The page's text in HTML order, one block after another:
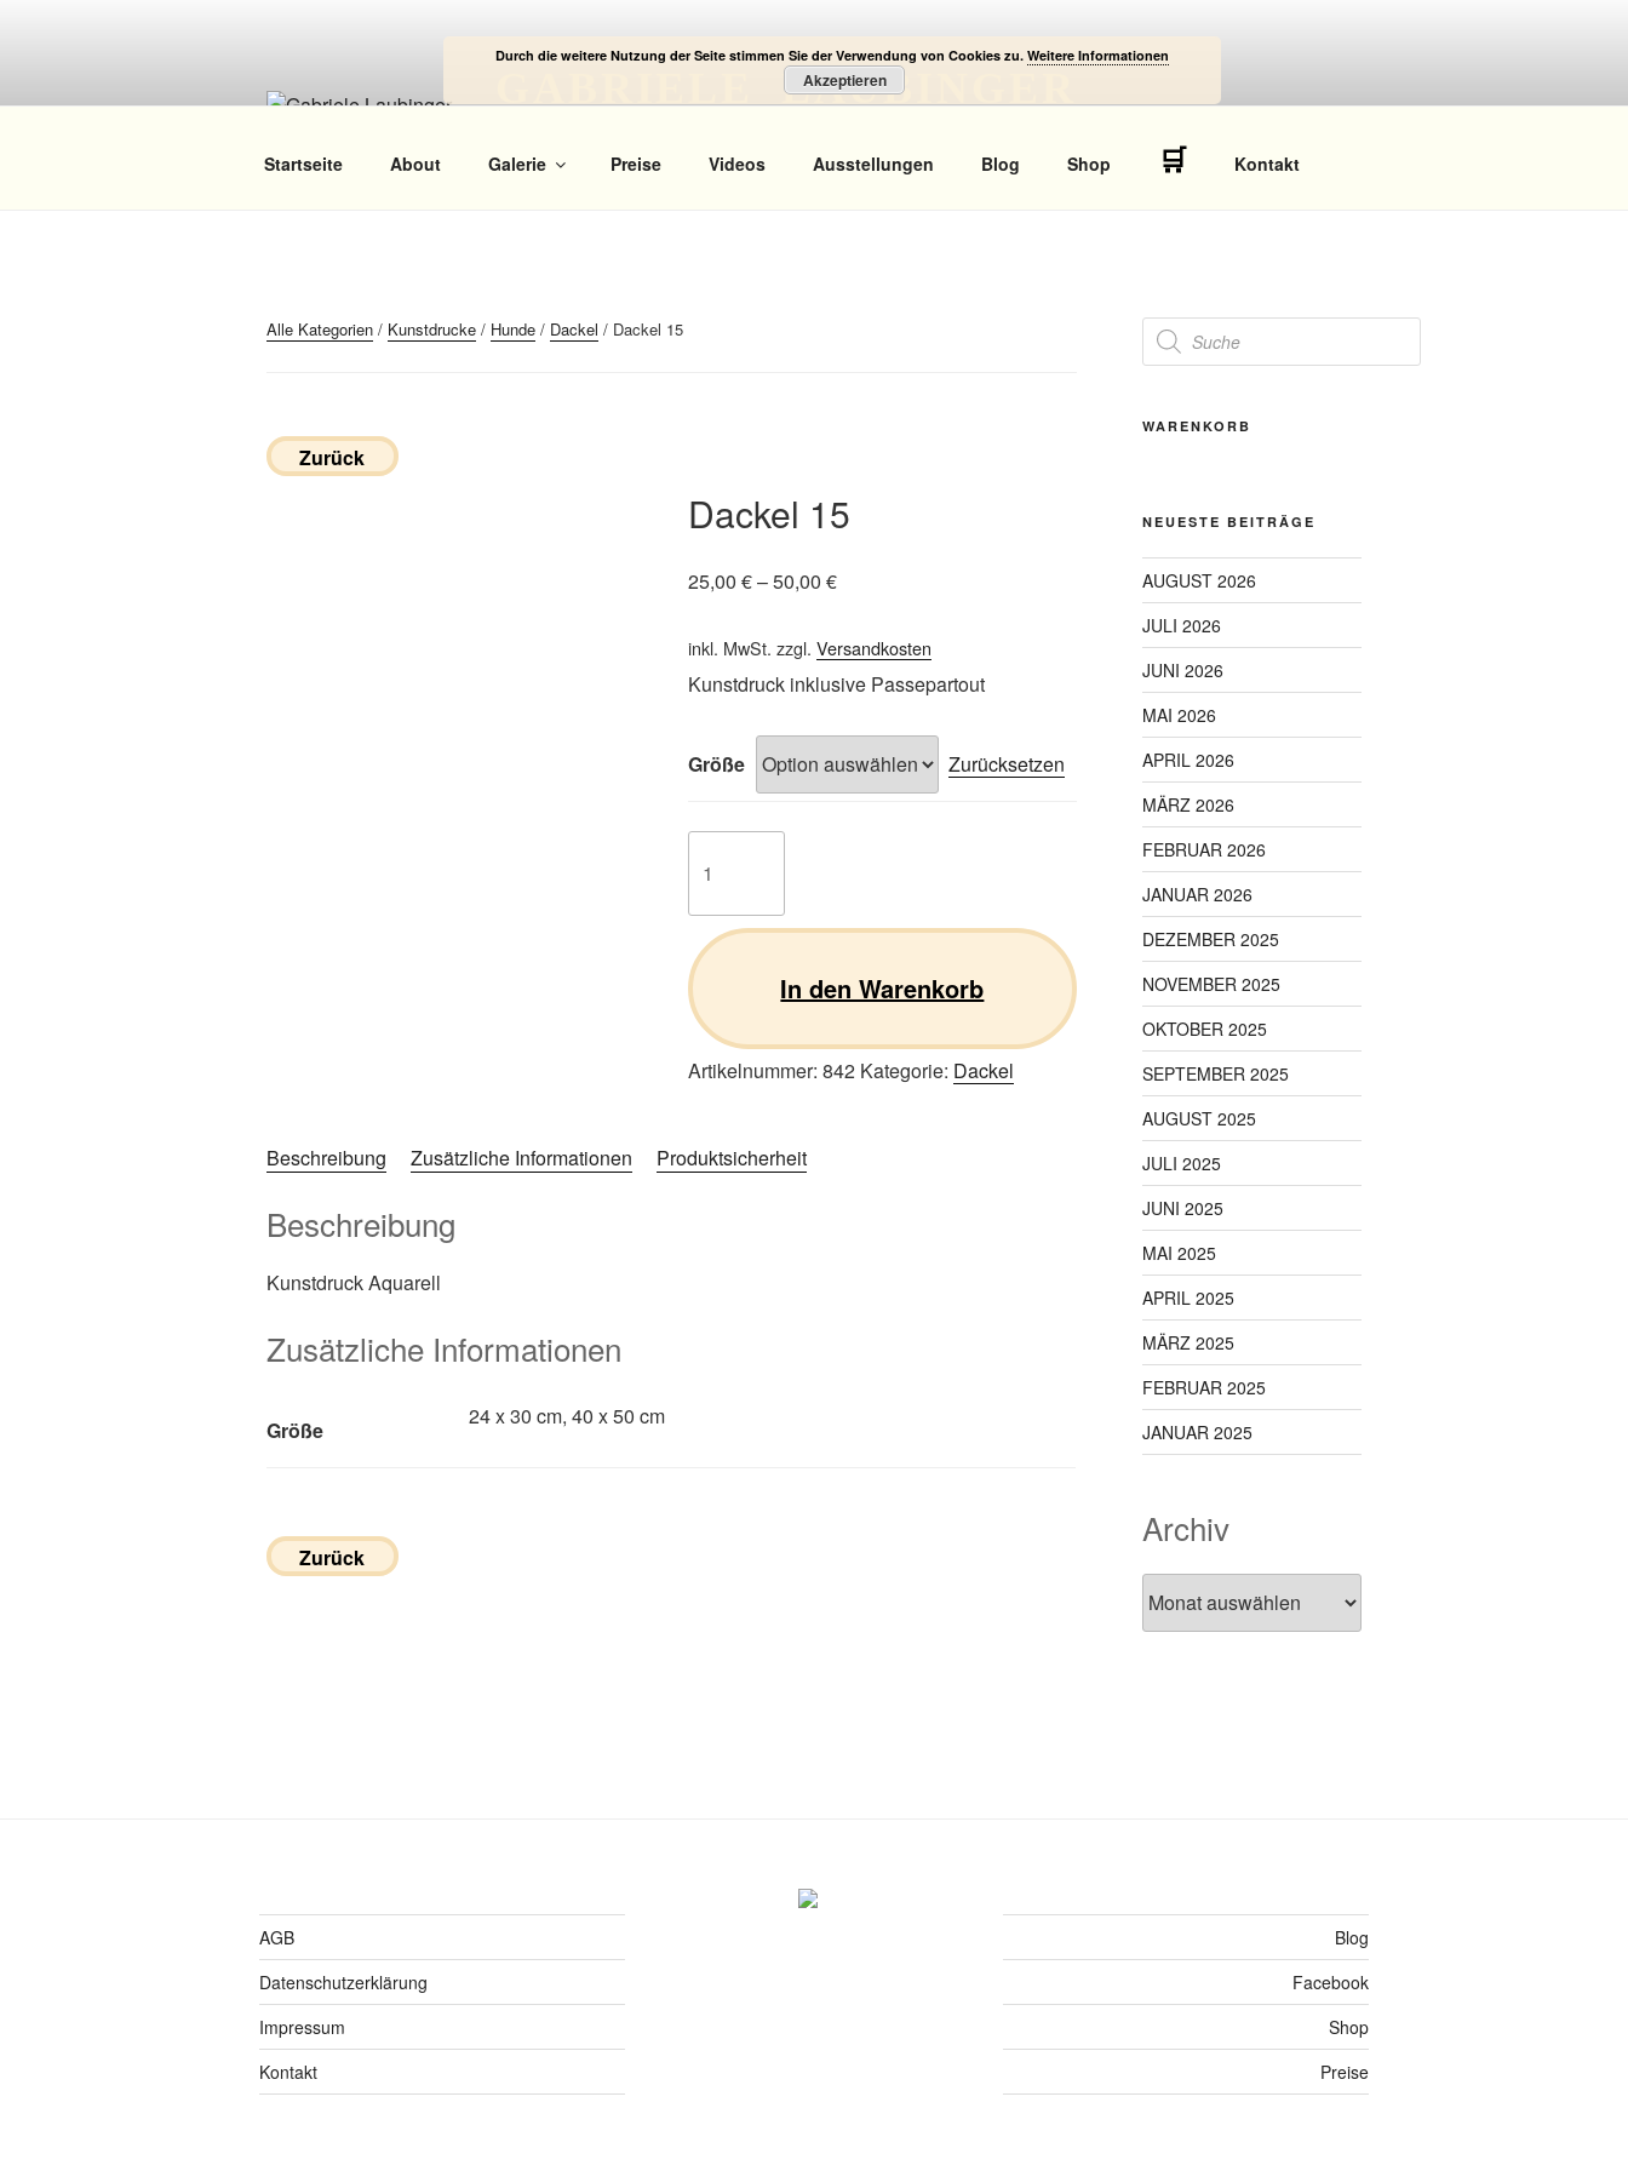
GABRIELE LAUBINGER
Startseite About Galerie Preise Videos Ausstellungen Blog Shop 🛒 Kontakt
Alle Kategorien / Kunstdrucke / Hunde / Dackel / Dackel 15
Zurück
Dackel 15
25,00 €–50,00 €
inkl. MwSt. zzgl. Versandkosten
Kunstdruck inklusive Passepartout
Größe Zurücksetzen
15
In den Warenkorb
Artikelnummer: 842 Kategorie: Dackel
Beschreibung Zusätzliche Informationen Produktsicherheit
Beschreibung
Kunstdruck Aquarell
Zusätzliche Informationen
Größe
24 x 30 cm, 40 x 50 cm
Zurück
Products
search
WARENKORB
NEUESTE BEITRÄGE
AUGUST 2026
JULI 2026
JUNI 2026
MAI 2026
APRIL 2026
MÄRZ 2026
FEBRUAR 2026
JANUAR 2026
DEZEMBER 2025
NOVEMBER 2025
OKTOBER 2025
SEPTEMBER 2025
AUGUST 2025
JULI 2025
JUNI 2025
MAI 2025
APRIL 2025
MÄRZ 2025
FEBRUAR 2025
JANUAR 2025
Archiv
AGB
Datenschutzerklärung
Impressum
Kontakt
Blog
Facebook
Shop
Preise
Durch die weitere Nutzung der Seite stimmen Sie der Verwendung von Cookies zu. Weitere Informationen
Akzeptieren